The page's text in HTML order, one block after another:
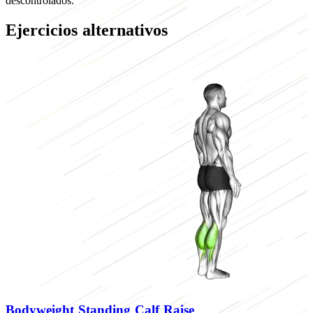
Ejercicios alternativos
Bodyweight Standing Calf Raise